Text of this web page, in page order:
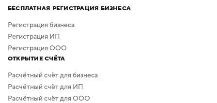
БЕСПЛАТНАЯ РЕГИСТРАЦИЯ БИЗНЕСА
Регистрация бизнеса
Регистрация ИП
Регистрация ООО
ОТКРЫТИЕ СЧЁТА
Расчётный счёт для бизнеса
Расчётный счёт для ИП
Расчётный счёт для ООО